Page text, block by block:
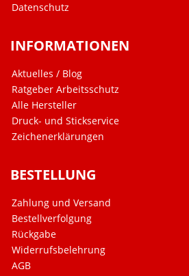
Datenschutz
INFORMATIONEN
Aktuelles / Blog
Ratgeber Arbeitsschutz
Alle Hersteller
Druck- und Stickservice
Zeichenerklärungen
BESTELLUNG
Zahlung und Versand
Bestellverfolgung
Rückgabe
Widerrufsbelehrung
AGB